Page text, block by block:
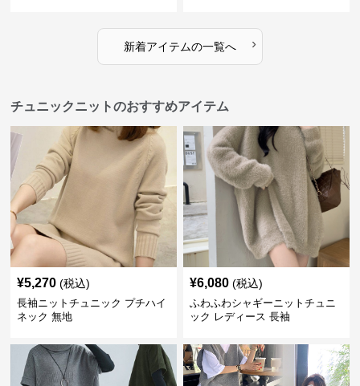
新着アイテムの一覧へ ›
チュニックニットのおすすめアイテム
¥5,270 (税込)
長袖ニットチュニック プチハイ
ネック 無地
¥6,080 (税込)
ふわふわシャギーニットチュニ
ック レディース 長袖